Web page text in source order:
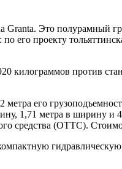
Это полурамный
по его проекту
килограммов против
его
1,71 метра в ширину и
средства (ОТТС).